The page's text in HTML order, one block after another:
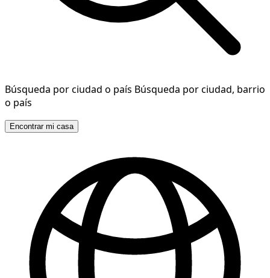
Búsqueda por ciudad o país Búsqueda por ciudad, barrio
o país
Encontrar mi casa